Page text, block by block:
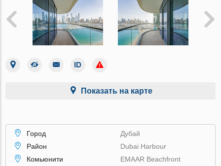
Показать на карте
Город
Дубай
Район
Dubai Harbour
Комьюнити
EMAAR Beachfront